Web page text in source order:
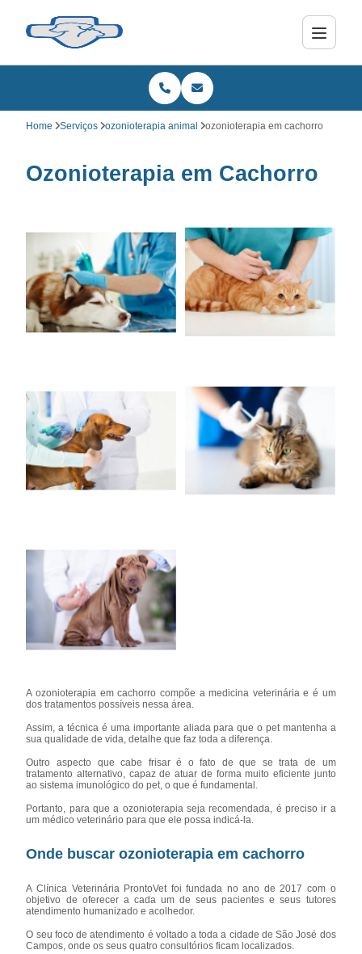
Home Serviços ozonioterapia animal ozonioterapia em cachorro
Ozonioterapia em Cachorro
A ozonioterapia em cachorro compõe a medicina veterinária e é um
dos tratamentos possíveis nessa área.
Assim, a técnica é uma importante aliada para que o pet mantenha a
sua qualidade de vida, detalhe que faz toda a diferença.
Outro aspecto que cabe frisar é o fato de que se trata de um
tratamento alternativo, capaz de atuar de forma muito eficiente junto
ao sistema imunológico do pet, o que é fundamental.
Portanto, para que a ozonioterapia seja recomendada, é preciso ir a
um médico veterinário para que ele possa indicá-la.
Onde buscar ozonioterapia em cachorro
A Clínica Veterinária ProntoVet foi fundada no ano de 2017 com o
objetivo de oferecer a cada um de seus pacientes e seus tutores
atendimento humanizado e acolhedor.
O seu foco de atendimento é voltado a toda a cidade de São José dos
Campos, onde os seus quatro consultórios ficam localizados.